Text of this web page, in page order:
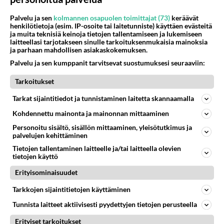
06.08.2026 03:24
Kuka melkein täysi-ikäinen hukkui?
Poliisin mukaan nuori oli lähes täysi-ikäinen. Ennen iltakuutta tulleen ilmoituksen mukaan ihminen oli joutunut mahdoll
06.08.2026 20:09
Iisalmi
12
kenen näköinen
kaivattusi on ?
07.08.2026 16:24
Ikävä
45
652
Mikä on ollut
06.08.2026 14:44
Ikävä
41
614
Tykkäätköhän vielä minusta?
06.08.2026 07:42
30
556
Hyvännäköinen pakkaus
Olet hyvännäköinen pakkaus nainen.
32
523
Palvelu ja sen kolmannen osapuolen toimittajat (73) keräävät
henkilötietoja (esim. IP-osoite tai laitetunniste) käyttäen evästeitä
ja muita teknisiä keinoja tietojen tallentamiseen ja lukemiseen
laitteellasi tarjotakseen sinulle tarkoituksenmukaisia mainoksia
ja parhaan mahdollisen asiakaskokemuksen.
Palvelu ja sen kumppanit tarvitsevat suostumuksesi seuraaviin:
Tarkoitukset
Tarkat sijaintitiedot ja tunnistaminen laitetta skannaamalla
Kohdennettu mainonta ja mainonnan mittaaminen
Personoitu sisältö, sisällön mittaaminen, yleisötutkimus ja
palvelujen kehittäminen
Tietojen tallentaminen laitteelle ja/tai laitteella olevien
tietojen käyttö
Erityisominaisuudet
Tarkkojen sijaintitietojen käyttäminen
Tunnista laitteet aktiivisesti pyydettyjen tietojen perusteella
Erityiset tarkoitukset